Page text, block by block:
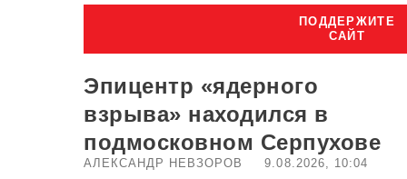
ПОДДЕРЖИТЕ
САЙТ
Эпицентр «ядерного
взрыва» находился в
подмосковном Серпухове
АЛЕКСАНДР НЕВЗОРОВ 9.08.2026, 10:04